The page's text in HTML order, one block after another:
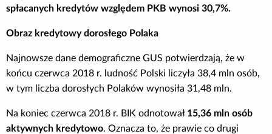
Poradnik BIK
Logowanie
Załóż konto
spłacanych kredytów względem PKB wynosi 30,7%.
Obraz kredytowy dorosłego Polaka
Najnowsze dane demograficzne GUS potwierdzają, że w
końcu czerwca 2018 r. ludność Polski liczyła 38,4 mln osób,
w tym liczba dorosłych Polaków wynosiła 31,48 mln.
Na koniec czerwca 2018 r. BIK odnotował 15,36 mln osób
aktywnych kredytowo. Oznacza to, że prawie co drugi